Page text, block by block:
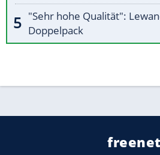
"Sehr hohe Qualität":
Doppelpack
freenet